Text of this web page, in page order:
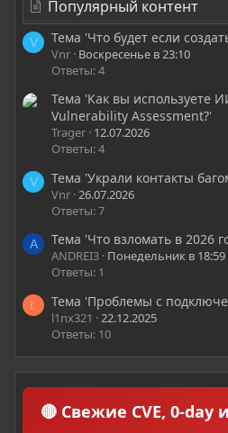
Популярный контент
V Тема 'Что будет если
Vnr Воскресенье в 23:10
Ответы: 4
Тема 'Как вы используете
Vulnerability Assessment?'
Trager 12.07.2026
Ответы: 4
V Тема 'Украли контакты
Vnr 26.07.2026
Ответы: 7
A Тема 'Что взломать в 2026
ANDREI3 Понедельник в 18:59
Ответы: 1
L Тема 'Проблемы с
l1nx321
22.12.2025
Ответы: 10
🔴 Свежие CVE, 0-